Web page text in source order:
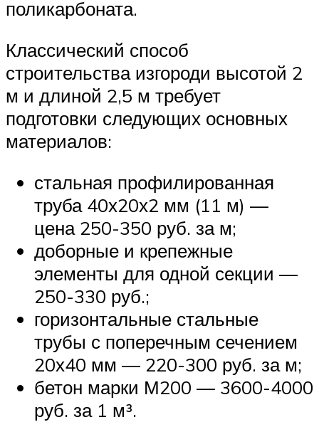
поликарбоната.
Классический способ
строительства изгороди высотой 2
м и длиной 2,5 м требует
подготовки следующих основных
материалов:
стальная профилированная
труба 40х20х2 мм (11 м) —
цена 250-350 руб. за м;
доборные и крепежные
элементы для одной секции —
250-330 руб.;
горизонтальные стальные
трубы с поперечным сечением
20х40 мм — 220-300 руб. за м;
бетон марки М200 — 3600-4000
руб. за 1 м³.